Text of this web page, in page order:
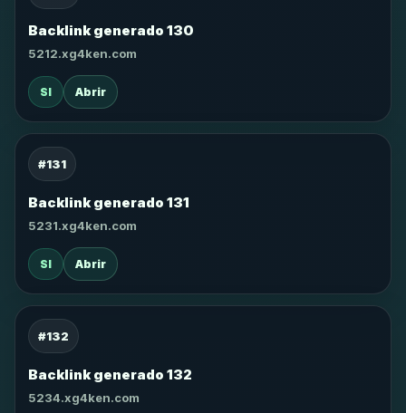
Backlink generado 130
5212.xg4ken.com
SI Abrir
#131
Backlink generado 131
5231.xg4ken.com
SI Abrir
#132
Backlink generado 132
5234.xg4ken.com